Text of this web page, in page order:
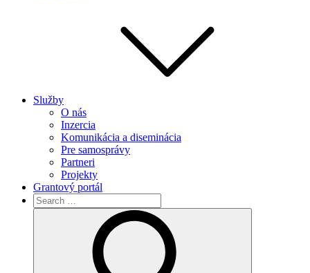
Služby
O nás
Inzercia
Komunikácia a diseminácia
Pre samosprávy
Partneri
Projekty
Grantový portál
Search
for: